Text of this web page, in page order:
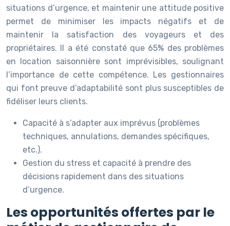
situations d’urgence, et maintenir une attitude positive
permet de minimiser les impacts négatifs et de
maintenir la satisfaction des voyageurs et des
propriétaires. Il a été constaté que 65% des problèmes
en location saisonnière sont imprévisibles, soulignant
l’importance de cette compétence. Les gestionnaires
qui font preuve d’adaptabilité sont plus susceptibles de
fidéliser leurs clients.
Capacité à s’adapter aux imprévus (problèmes
techniques, annulations, demandes spécifiques,
etc.).
Gestion du stress et capacité à prendre des
décisions rapidement dans des situations
d’urgence.
Les opportunités offertes par le